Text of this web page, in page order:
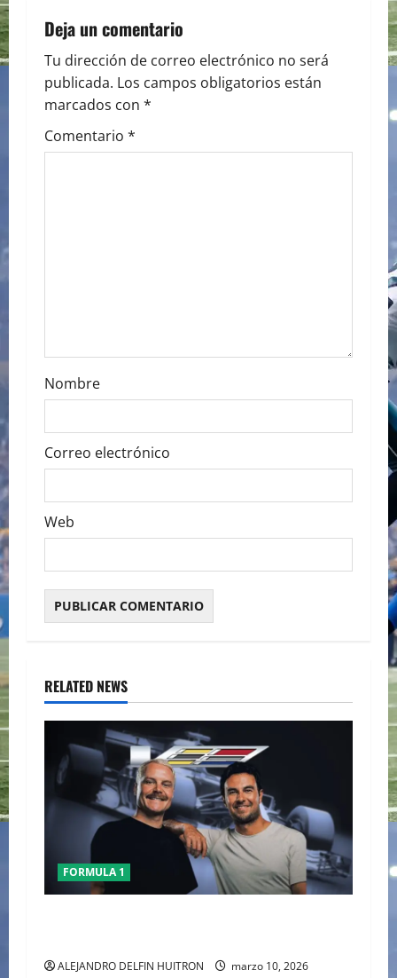
n
a
v
i
n
Deja un comentario
Tu dirección de correo electrónico no será
publicada. Los campos obligatorios están
marcados con *
Comentario *
Nombre
Correo electrónico
Web
RELATED NEWS
FORMULA 1
ALEJANDRO DELFIN HUITRON marzo 10, 2026